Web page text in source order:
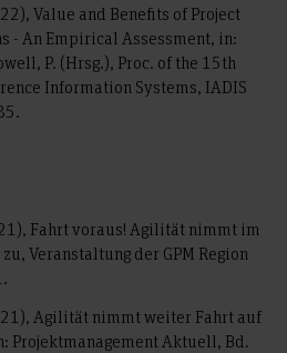
Value and Benefits of Project
- An Empirical Assessment, in:
P. (Hrsg.), Proc. of the 15th
Information Systems, IADIS
Fahrt voraus! Agilität nimmt im
Veranstaltung der GPM Region
Agilität nimmt weiter Fahrt auf
Projektmanagement Aktuell, Bd.